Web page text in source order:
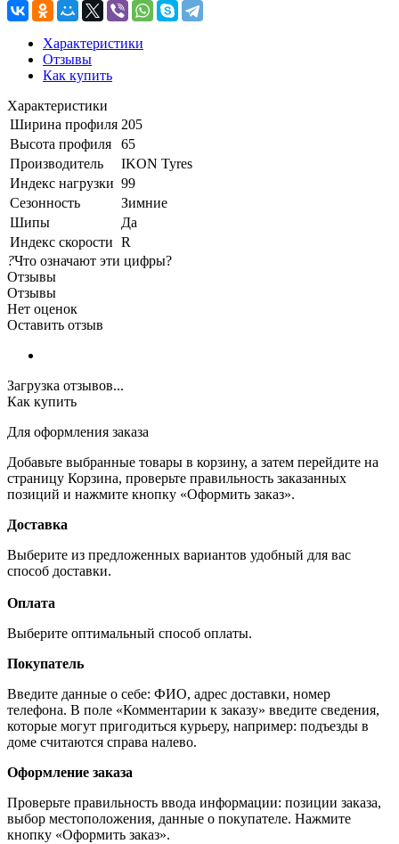
Характеристики
Отзывы
Как купить
Характеристики
Ширина профиля 205
Высота профиля
65
Производитель
IKON Tyres
Индекс нагрузки 99
Сезонность
Зимние
Шипы
Да
Индекс скорости R
?Что означают эти цифры?
Отзывы
Отзывы
Нет оценок
Оставить отзыв
Загрузка отзывов...
Как купить
Для оформления заказа
Добавьте выбранные товары в корзину, а затем перейдите на
страницу Корзина, проверьте правильность заказанных
позиций и нажмите кнопку «Оформить заказ».
Доставка
Выберите из предложенных вариантов удобный для вас
способ доставки.
Оплата
Выберите оптимальный способ оплаты.
Покупатель
Введите данные о себе: ФИО, адрес доставки, номер
телефона. В поле «Комментарии к заказу» введите сведения,
которые могут пригодиться курьеру, например: подъезды в
доме считаются справа налево.
Оформление заказа
Проверьте правильность ввода информации: позиции заказа,
выбор местоположения, данные о покупателе. Нажмите
кнопку «Оформить заказ».